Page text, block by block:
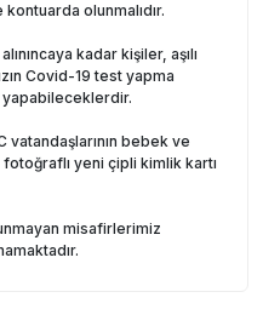
olunmalıdır.
kadar kişiler, aşılı
Covid-19 test yapma
vatandaşlarının bebek ve
yeni çipli kimlik kartı
misafirlerimiz